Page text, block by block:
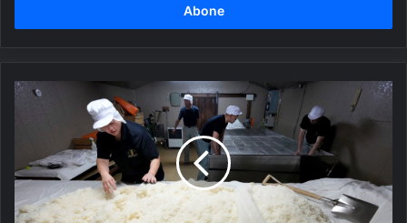
Japonya'da
paniÄi
baÅladÄ±